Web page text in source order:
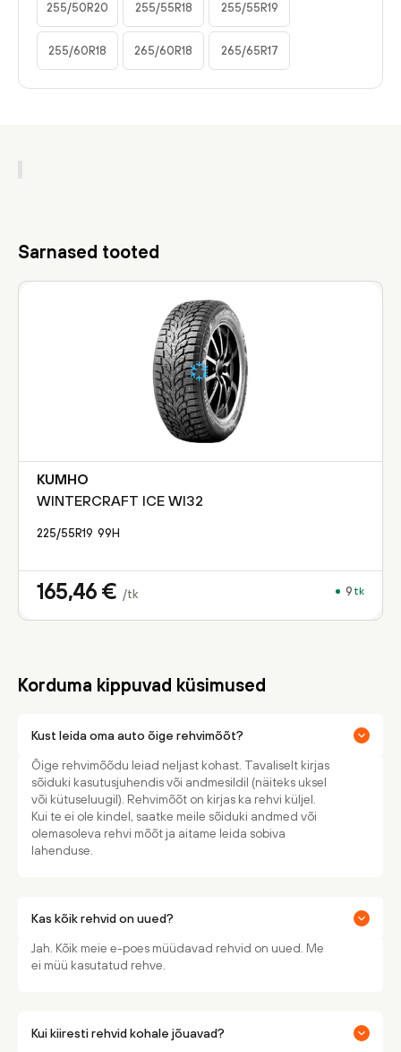
255/50R20 255/55R18 255/55R19
255/60R18 265/60R18 265/65R17
Sarnased tooted
KUMHO
WINTERCRAFT ICE WI32
225/55R19 99 H
165,46 € /tk 9 tk
Korduma kippuvad küsimused
Kust leida oma auto õige rehvimõõt?
Õige rehvimõõdu leiad neljast kohast. Tavaliselt kirjas
sõiduki kasutusjuhendis või andmesildil (näiteks uksel
või kütuseluugil). Rehvimõõt on kirjas ka rehvi küljel.
Kui te ei ole kindel, saatke meile sõiduki andmed või
olemasoleva rehvi mõõt ja aitame leida sobiva
lahenduse.
Kas kõik rehvid on uued?
Jah. Kõik meie e-poes müüdavad rehvid on uued. Me
ei müü kasutatud rehve.
Kui kiiresti rehvid kohale jõuavad?